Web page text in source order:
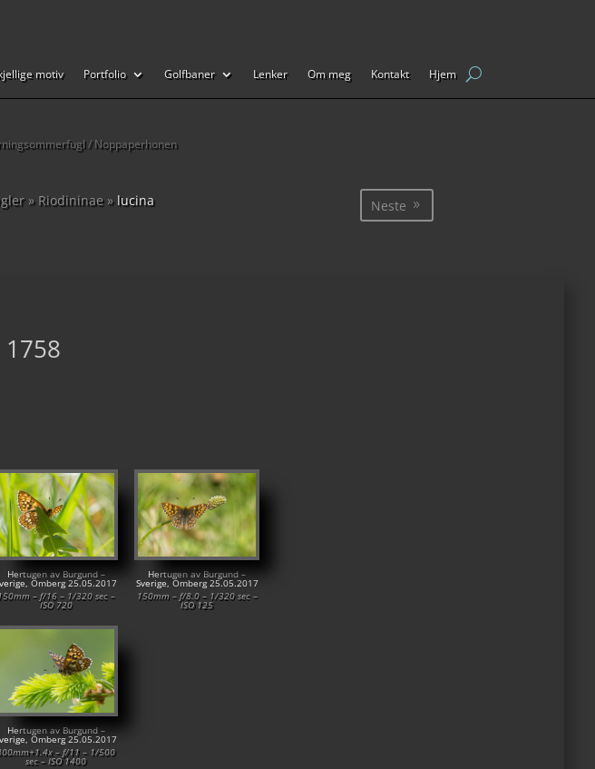
motiv Portfolio Golfbaner Lenker Om meg Kontakt Hjem
/ Noppaperhonen
» Riodininae» lucina Neste
1758
Hertugen av Burgund –
Omberg 25.05.2017
– f/16 – 1/320 sec –
ISO 720
Hertugen av Burgund –
Sverige, Omberg 25.05.2017
150mm – f/8.0 – 1/320 sec –
ISO 125
Hertugen av Burgund –
Omberg 25.05.2017
– f/11 – 1/500
sec – ISO 1400